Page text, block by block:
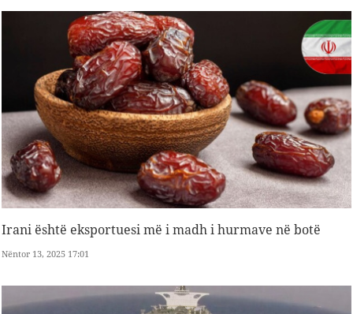
Irani është eksportuesi më i madh i hurmave në botë
Nëntor 13, 2025 17:01